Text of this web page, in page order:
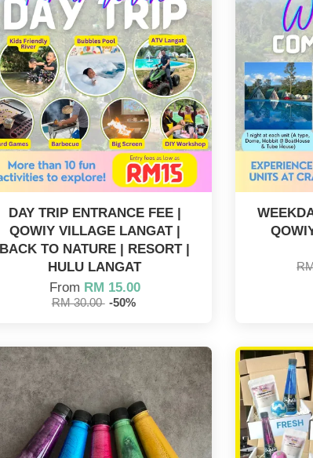
DAY TRIP ENTRANCE FEE |
QOWIY VILLAGE LANGAT |
BACK TO NATURE | RESORT |
HULU LANGAT
From RM 15.00
RM 30.00 -50%